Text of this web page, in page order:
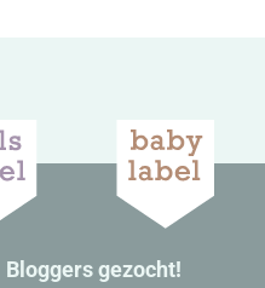
Bloggers gezocht!